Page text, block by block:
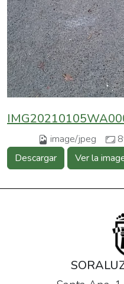
image/jpeg
Descargar Ver la